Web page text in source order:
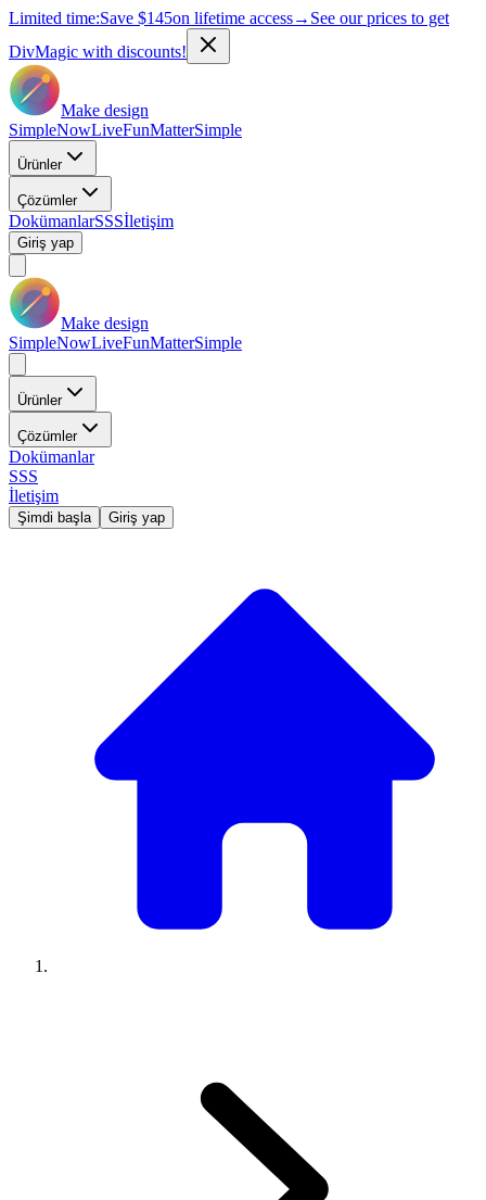
Limited time:Save $145on lifetime access→ See our prices to get
DivMagic with discounts!
Make design
SimpleNowLiveFunMatterSimple
Ürünler
Çözümler
DokümanlarSSSİletişim
Giriş yap
Make design
SimpleNowLiveFunMatterSimple
Ürünler
Çözümler
Dokümanlar
SSS
İletişim
Şimdi başla Giriş yap